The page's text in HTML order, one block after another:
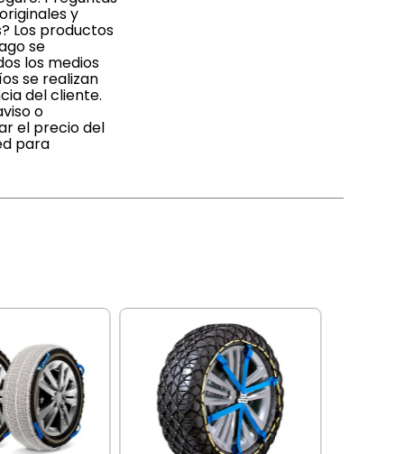
y
Los productos
se
los medios
se realizan
del cliente.
o
el precio del
para